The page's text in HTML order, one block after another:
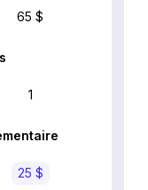
65 $
1
25 $